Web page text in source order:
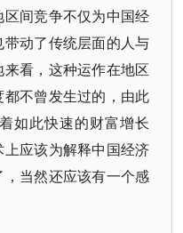
间竞争不仅为中国经
动了传统层面的人与
看，这种运作在地区
不曾发生过的，由此
如此快速的财富增长
应该为解释中国经济
当然还应该有一个感